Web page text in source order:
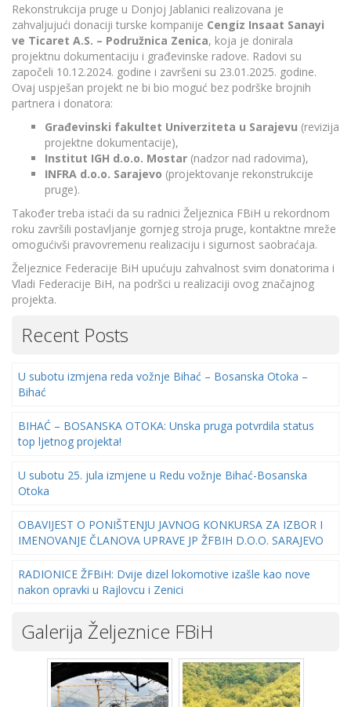
Rekonstrukcija pruge u Donjoj Jablanici realizovana je
zahvaljujući donaciji turske kompanije Cengiz Insaat Sanayi
ve Ticaret A.S. – Podružnica Zenica, koja je donirala
projektnu dokumentaciju i građevinske radove. Radovi su
započeli 10.12.2024. godine i završeni su 23.01.2025. godine.
Ovaj uspješan projekt ne bi bio moguć bez podrške brojnih
partnera i donatora:
Građevinski fakultet Univerziteta u Sarajevu (revizija
projektne dokumentacije),
Institut IGH d.o.o. Mostar (nadzor nad radovima),
INFRA d.o.o. Sarajevo (projektovanje rekonstrukcije
pruge).
Također treba istaći da su radnici Željeznica FBiH u rekordnom
roku završili postavljanje gornjeg stroja pruge, kontaktne mreže
omogućivši pravovremenu realizaciju i sigurnost saobraćaja.
Željeznice Federacije BiH upućuju zahvalnost svim donatorima i
Vladi Federacije BiH, na podršci u realizaciji ovog značajnog
projekta.
Recent Posts
U subotu izmjena reda vožnje Bihać – Bosanska Otoka –
Bihać
BIHAĆ – BOSANSKA OTOKA: Unska pruga potvrdila status
top ljetnog projekta!
U subotu 25. jula izmjene u Redu vožnje Bihać-Bosanska
Otoka
OBAVIJEST O PONIŠTENJU JAVNOG KONKURSA ZA IZBOR I
IMENOVANJE ČLANOVA UPRAVE JP ŽFBIH D.O.O. SARAJEVO
RADIONICE ŽFBiH: Dvije dizel lokomotive izašle kao nove
nakon opravki u Rajlovcu i Zenici
Galerija Željeznice FBiH